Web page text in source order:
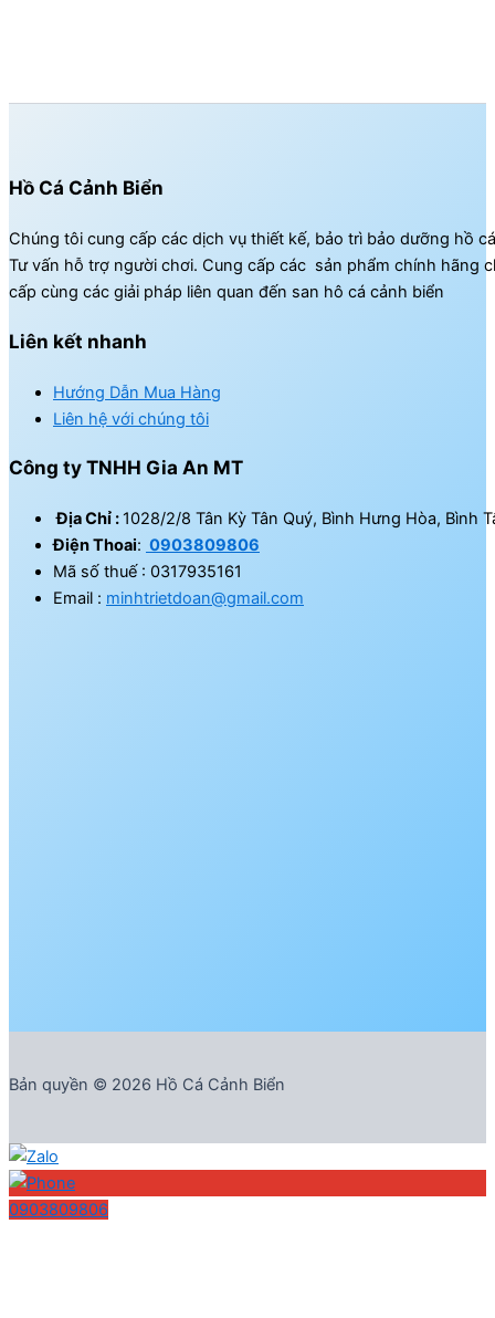
Hồ Cá Cảnh Biển
Chúng tôi cung cấp các dịch vụ thiết kế, bảo trì bảo dưỡng hồ
Tư vấn hỗ trợ người chơi. Cung cấp các sản phẩm chính hãng
cấp cùng các giải pháp liên quan đến san hô cá cảnh biển
Liên kết nhanh
Hướng Dẫn Mua Hàng
Liên hệ với chúng tôi
Công ty TNHH Gia An MT
Địa Chỉ :1028/2/8 Tân Kỳ Tân Quý, Bình Hưng Hòa, Bình
Điện Thoai: 0903809806
Mã số thuế : 0317935161
Email : minhtrietdoan@gmail.com
Bản quyền © 2026 Hồ Cá Cảnh Biển
0903809806